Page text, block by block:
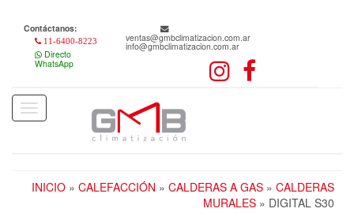
content
Contáctanos:
11-6400-8223
Directo
WhatsApp
ventas@gmbclimatizacion.com.ar
info@gmbclimatizacion.com.ar
Toggle
navigation
INICIO » CALEFACCIÓN » CALDERAS A GAS » CALDERAS
MURALES » DIGITAL S30